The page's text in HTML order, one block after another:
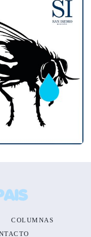
COLUMNAS